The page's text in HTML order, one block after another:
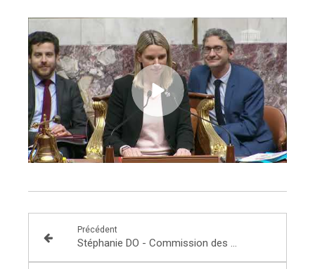
Précédent
Stéphanie DO - Commission des affaires économiques du 12 février M. Sébastien Soriano, Président ARCEP